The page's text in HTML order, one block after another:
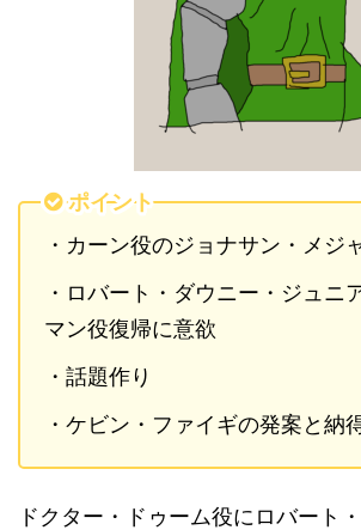
ポイント
・カーン役のジョナサン・メジ
・ロバート・ダウニー・ジュニ
マン役復帰に意欲
・話題作り
・ケビン・ファイギの発案と納
ドクター・ドゥーム役にロバート